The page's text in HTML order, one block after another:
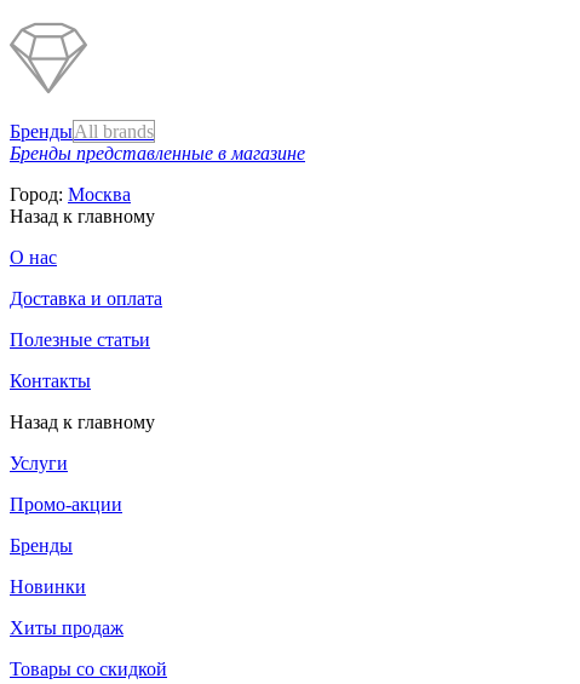
БрендыAll brands
Бренды представленные в магазине
Город: Москва
Назад к главному
О нас
Доставка и оплата
Полезные статьи
Контакты
Назад к главному
Услуги
Промо-акции
Бренды
Новинки
Хиты продаж
Товары со скидкой